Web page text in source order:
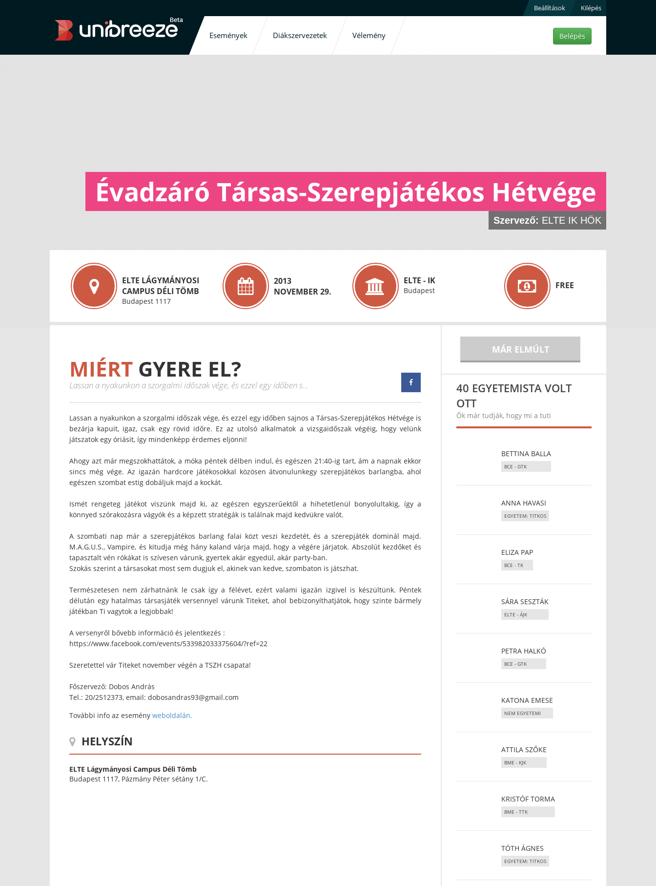
Beállítások Kilépés
Események Diákszervezetek Vélemény Belépés
Évadzáró Társas-Szerepjátékos Hétvége
Szervező: ELTE IK HÖK
ELTE LÁGYMÁNYOSI
CAMPUS DÉLI TÖMB
Budapest 1117
2013
NOVEMBER 29.
ELTE - IK
Budapest FREE
MIÉRT GYERE EL?
Lassan a nyakunkon a szorgalmi időszak vége, és ezzel egy időben s...
Lassan a nyakunkon a szorgalmi időszak vége, és ezzel egy időben sajnos a Társas-Szerepjátékos Hétvége is
bezárja kapuit, igaz, csak egy rövid időre. Ez az utolsó alkalmatok a vizsgaidőszak végéig, hogy velünk
játszatok egy óriásit, így mindenképp érdemes eljönni!
Ahogy azt már megszokhattátok, a móka péntek délben indul, és egészen 21:40-ig tart, ám a napnak ekkor
sincs még vége. Az igazán hardcore játékosokkal közösen átvonulunkegy szerepjátékos barlangba, ahol
egészen szombat estig dobáljuk majd a kockát.
Ismét rengeteg játékot viszünk majd ki, az egészen egyszerűektől a hihetetlenül bonyolultakig, így a
könnyed szórakozásra vágyók és a képzett stratégák is találnak majd kedvükre valót.
A szombati nap már a szerepjátékos barlang falai közt veszi kezdetét, és a szerepjáték dominál majd.
M.A.G.U.S., Vampire, és kitudja még hány kaland várja majd, hogy a végére járjatok. Abszolút kezdőket és
tapasztalt vén rókákat is szívesen várunk, gyertek akár egyedül, akár party-ban.
Szokás szerint a társasokat most sem dugjuk el, akinek van kedve, szombaton is játszhat.
Természetesen nem zárhatnánk le csak így a félévet, ezért valami igazán izgivel is készültünk. Péntek
délután egy hatalmas társasjáték versennyel várunk Titeket, ahol bebizonyíthatjátok, hogy szinte bármely
játékban Ti vagytok a legjobbak!
A versenyről bővebb információ és jelentkezés :
https://www.facebook.com/events/533982033375604/?ref=22
Szeretettel vár Titeket november végén a TSZH csapata!
Főszervező: Dobos András
Tel.: 20/2512373, email: dobosandras93@gmail.com
További info az esemény weboldalán.
HELYSZÍN
ELTE Lágymányosi Campus Déli Tömb
Budapest 1117, Pázmány Péter sétány 1/C.
MÁR ELMÚLT
40 EGYETEMISTA VOLT
OTT
Ők már tudják, hogy mi a tuti
BETTINA BALLA
BCE - GTK
ANNA HAVASI
EGYETEM: TITKOS
ELIZA PAP
BCE - TK
SÁRA SESZTÁK
ELTE - ÁJK
PETRA HALKÓ
BCE - GTK
KATONA EMESE
NEM EGYETEMI
ATTILA SZŐKE
BME - KJK
KRISTÓF TORMA
BME - TTK
TÓTH ÁGNES
EGYETEM: TITKOS